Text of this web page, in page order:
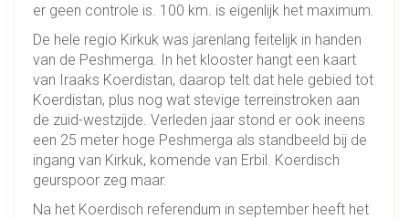
er geen controle is. 100 km. is eigenlijk het maximum.
De hele regio Kirkuk was jarenlang feitelijk in handen
van de Peshmerga. In het klooster hangt een kaart
van Iraaks Koerdistan, daarop telt dat hele gebied tot
Koerdistan, plus nog wat stevige terreinstroken aan
de zuid-westzijde. Verleden jaar stond er ook ineens
een 25 meter hoge Peshmerga als standbeeld bij de
ingang van Kirkuk, komende van Erbil. Koerdisch
geurspoor zeg maar.
Na het Koerdisch referendum in september heeft het